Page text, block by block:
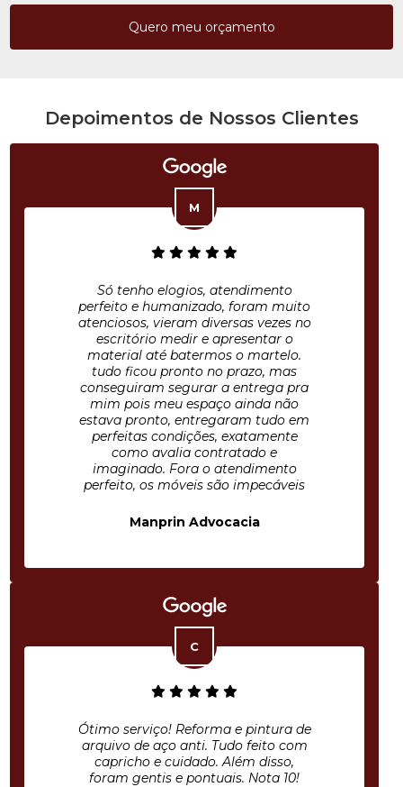
Quero meu orçamento
Depoimentos de Nossos Clientes
Só tenho elogios, atendimento
perfeito e humanizado, foram muito
atenciosos, vieram diversas vezes no
escritório medir e apresentar o
material até batermos o martelo.
tudo ficou pronto no prazo, mas
conseguiram segurar a entrega pra
mim pois meu espaço ainda não
estava pronto, entregaram tudo em
perfeitas condições, exatamente
como avalia contratado e
imaginado. Fora o atendimento
perfeito, os móveis são impecáveis
Manprin Advocacia
Ótimo serviço! Reforma e pintura de
arquivo de aço anti. Tudo feito com
capricho e cuidado. Além disso,
foram gentis e pontuais. Nota 10!